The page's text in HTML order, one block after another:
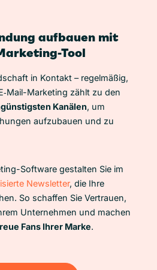
aufbauen mit
Tool
in Kontakt – regelmäßig,
Marketing zählt zu den
Kanälen, um
aufzubauen und zu
Software gestalten Sie im
Newsletter, die Ihre
So schaffen Sie Vertrauen,
Unternehmen und machen
Fans Ihrer Marke.